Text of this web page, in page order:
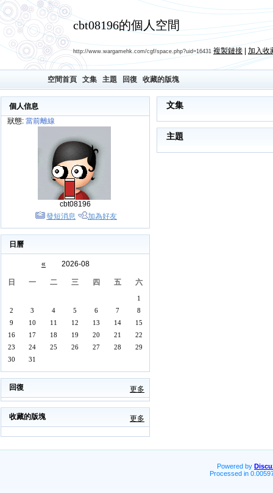
cbt08196的個人空間
http://www.wargamehk.com/cgf/space.php?uid=16431 複製鏈接 加入收
空間首頁 文集 主題 回復 收藏的版塊
個人信息
狀態: 當前離線
cbt08196
發短消息
加為好友
日曆
« 2026-08
日 一 二 三 四 五 六
1
2
3 4 5 6 7
8
9
10 11 12 13 14
15
16
17 18 19 20 21
22
23
24 25 26 27 28
29
30
31
回復 更多
收藏的版塊 更多
文集
主題
Powered by
Processed in